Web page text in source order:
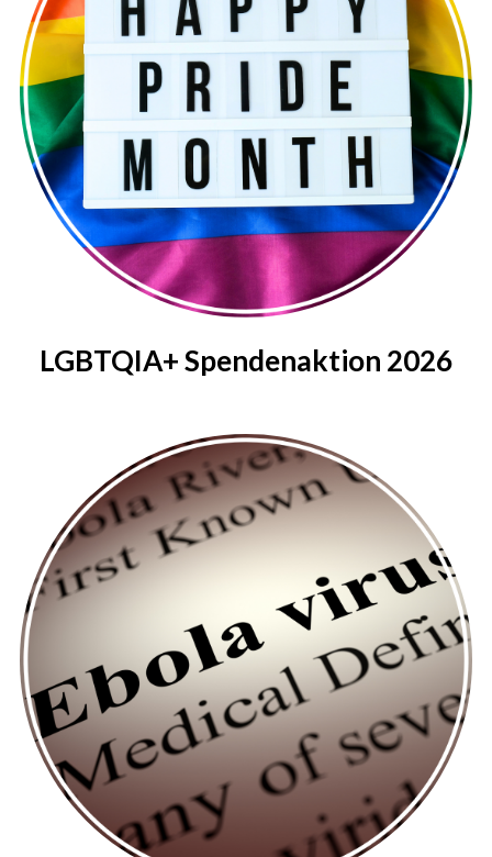
LGBTQIA+ Spendenaktion 2026